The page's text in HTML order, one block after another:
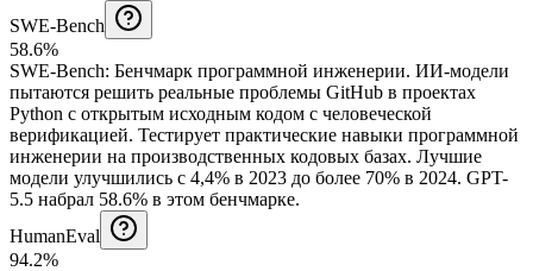
SWE-Bench
58.6%
SWE-Bench: Бенчмарк программной инженерии. ИИ-модели
пытаются решить реальные проблемы GitHub в проектах
Python с открытым исходным кодом с человеческой
верификацией. Тестирует практические навыки программной
инженерии на производственных кодовых базах. Лучшие
модели улучшились с 4,4% в 2023 до более 70% в 2024. GPT-
5.5 набрал 58.6% в этом бенчмарке.
HumanEval
94.2%